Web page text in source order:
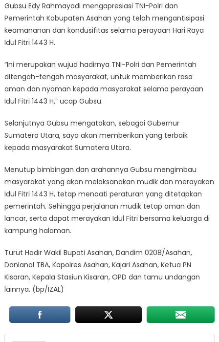
Gubsu Edy Rahmayadi mengapresiasi TNI-Polri dan
Pemerintah Kabupaten Asahan yang telah mengantisipasi
keamananan dan kondusifitas selama perayaan Hari Raya
Idul Fitri 1443 H.
“Ini merupakan wujud hadirnya TNI-Polri dan Pemerintah
ditengah-tengah masyarakat, untuk memberikan rasa
aman dan nyaman kepada masyarakat selama perayaan
Idul Fitri 1443 H,” ucap Gubsu.
Selanjutnya Gubsu mengatakan, sebagai Gubernur
Sumatera Utara, saya akan memberikan yang terbaik
kepada masyarakat Sumatera Utara.
Menutup bimbingan dan arahannya Gubsu mengimbau
masyarakat yang akan melaksanakan mudik dan merayakan
Idul Fitri 1443 H, tetap menaati peraturan yang ditetapkan
pemerintah. Sehingga perjalanan mudik tetap aman dan
lancar, serta dapat merayakan Idul Fitri bersama keluarga di
kampung halaman.
Turut Hadir Wakil Bupati Asahan, Dandim 0208/Asahan,
Danlanal TBA, Kapolres Asahan, Kajari Asahan, Ketua PN
Kisaran, Kepala Stasiun Kisaran, OPD dan tamu undangan
lainnya. (bp/IZAL)